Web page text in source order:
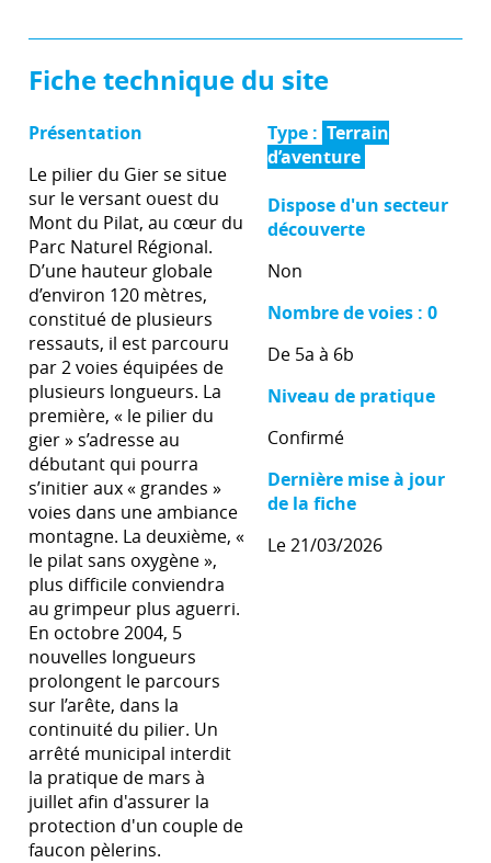
Fiche technique du site
Présentation
Le pilier du Gier se situe
sur le versant ouest du
Mont du Pilat, au cœur du
Parc Naturel Régional.
D’une hauteur globale
d’environ 120 mètres,
constitué de plusieurs
ressauts, il est parcouru
par 2 voies équipées de
plusieurs longueurs. La
première, « le pilier du
gier » s’adresse au
débutant qui pourra
s’initier aux « grandes »
voies dans une ambiance
montagne. La deuxième, «
le pilat sans oxygène »,
plus difficile conviendra
au grimpeur plus aguerri.
En octobre 2004, 5
nouvelles longueurs
prolongent le parcours
sur l’arête, dans la
continuité du pilier. Un
arrêté municipal interdit
la pratique de mars à
juillet afin d'assurer la
protection d'un couple de
faucon pèlerins.
Type : Terrain
d’aventure
Dispose d'un secteur
découverte
Non
Nombre de voies : 0
De 5a à 6b
Niveau de pratique
Confirmé
Dernière mise à jour
de la fiche
Le 21/03/2026